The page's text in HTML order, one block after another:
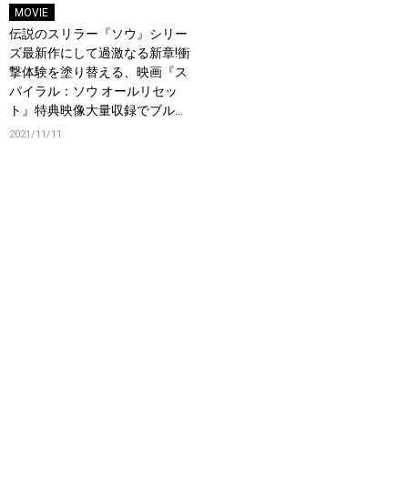
MOVIE
伝説のスリラー『ソウ』シリー
ズ最新作にして過激なる新章!衝
撃体験を塗り替える、映画『ス
パイラル：ソウ オールリセッ
ト』特典映像大量収録でブルー
レイ＆DVD、配信リリース決定!
2021/11/11